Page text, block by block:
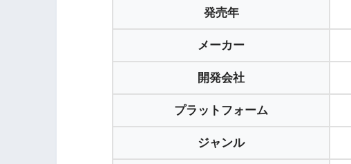
発売年
メーカー
開発会社
プラットフォーム
ジャンル
ドリームキャスト・人気記事
DC版『ボンバーヘッヘ』
DC版『クレイジータクシー2』